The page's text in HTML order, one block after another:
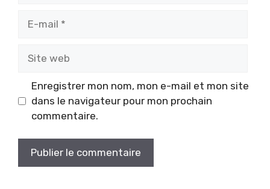
mail
web
Enregistrer mon nom, mon e-mail et mon site
dans le navigateur pour mon prochain
commentaire.